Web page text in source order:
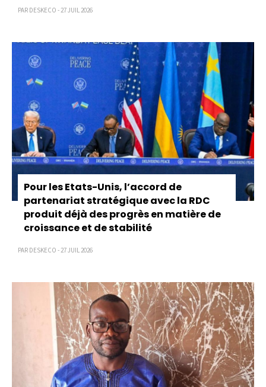
PAR DESKECO - 27 JUIL 2026
Pour les Etats-Unis, l’accord de
partenariat stratégique avec la RDC
produit déjà des progrès en matière de
croissance et de stabilité
PAR DESKECO - 27 JUIL 2026